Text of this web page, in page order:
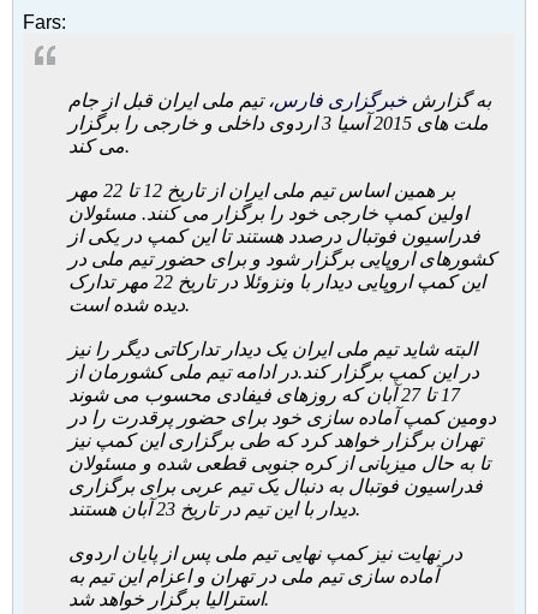
Fars:
به گزارش خبرگزاری فارس، تیم ملی ایران قبل از جام
ملت های 2015 آسیا 3 اردوی داخلی و خارجی را برگزار
می کند.
بر همین اساس تیم ملی ایران از تاریخ 12 تا 22 مهر
اولین کمپ خارجی خود را برگزار می کنند. مسئولان
فدراسیون فوتبال درصدد هستند تا این کمپ در یکی از
کشورهای اروپایی برگزار شود و برای حضور تیم ملی در
این کمپ اروپایی دیدار با ونزوئلا در تاریخ 22 مهر تدارک
دیده شده است.
البته شاید تیم ملی ایران یک دیدار تدارکاتی دیگر را نیز
در این کمپ برگزار کند.در ادامه تیم ملی کشورمان از
17 تا 27 آبان که روزهای فیفادی محسوب می شوند
دومین کمپ آماده سازی خود برای حضور پرقدرت را در
تهران برگزار خواهد کرد که طی برگزاری این کمپ نیز
تا به حال میزبانی از کره جنوبی قطعی شده و مسئولان
فدراسیون فوتبال به دنبال یک تیم عربی برای برگزاری
دیدار با این تیم در تاریخ 23 آبان هستند.
در نهایت نیز کمپ نهایی تیم ملی پس از پایان اردوی
آماده سازی تیم ملی در تهران و اعزام این تیم به
استرالیا برگزار خواهد شد.